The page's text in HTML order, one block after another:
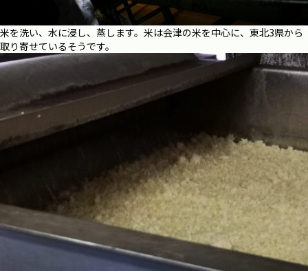
米を洗い、水に浸し、蒸します。米は会津の米を中心に、東北3県から
取り寄せているそうです。